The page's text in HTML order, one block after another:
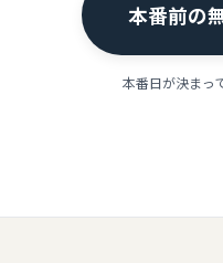
本番前の
本番日が決まっ